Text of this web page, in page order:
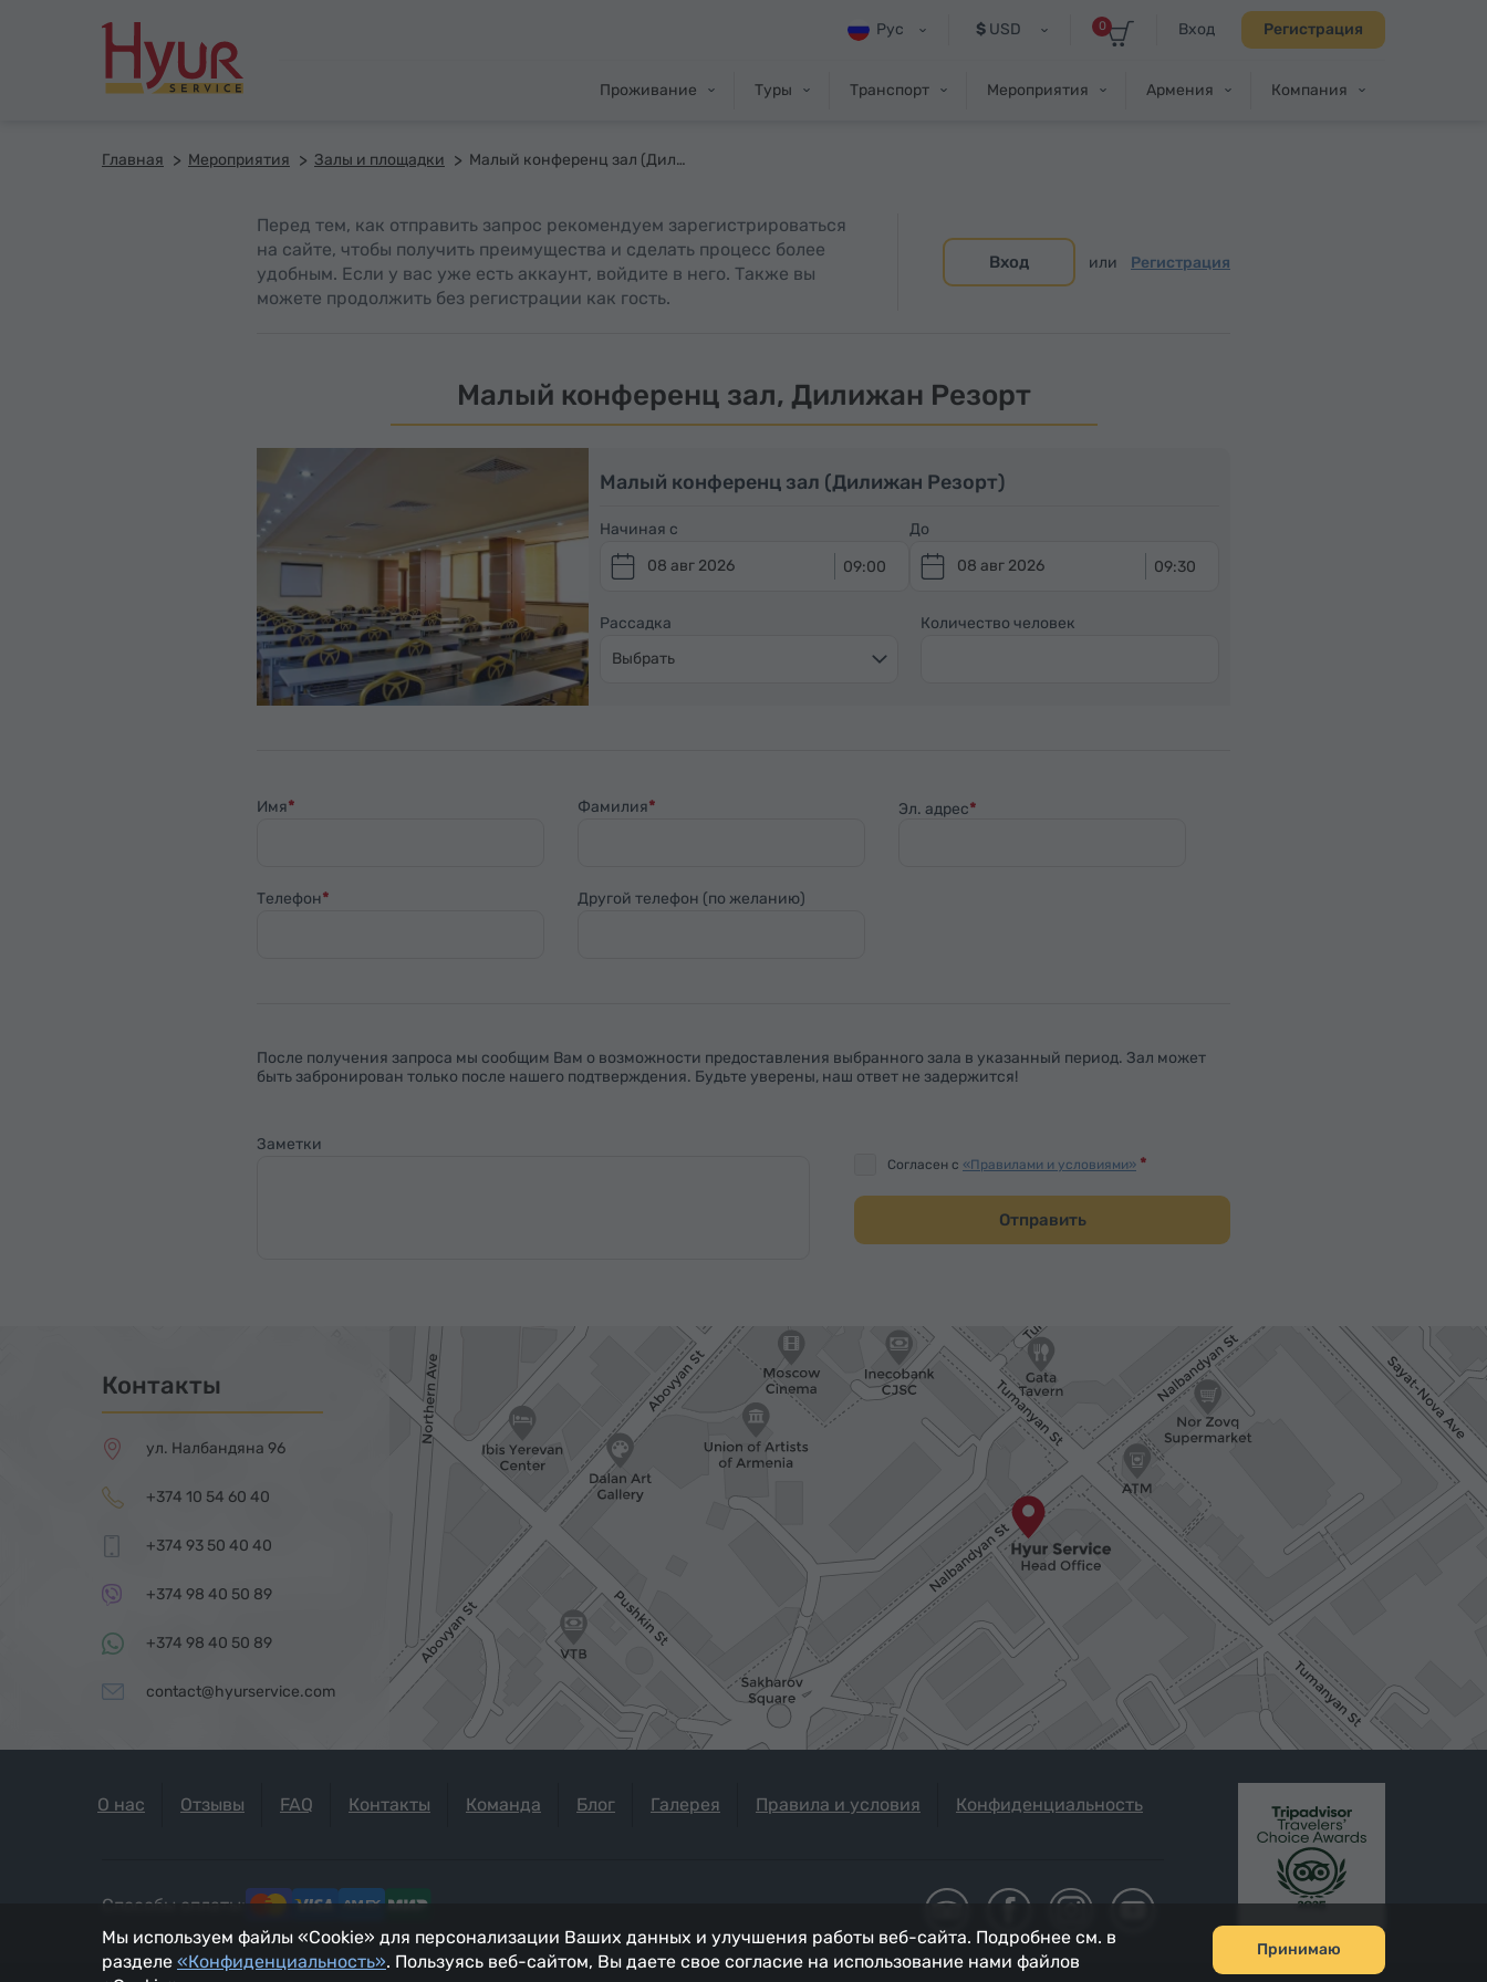
Вход Регистрация
0
$USD
Рус
Проживание Туры Транспорт Мероприятия Армения Компания
Главная Мероприятия Залы и площадки Малый конференц зал (Дилижан Резорт)
Перед тем, как отправить запрос рекомендуем зарегистрироваться
на сайте, чтобы получить преимущества и сделать процесс более
удобным. Если у вас уже есть аккаунт, войдите в него. Также вы
можете продолжить без регистрации как гость.
Вход или Регистрация
Малый конференц зал, Дилижан Резорт
Малый конференц зал (Дилижан Резорт)
Начиная с
08 авг 2026
09:00
До
08 авг 2026
09:30
Рассадка
Выбрать
Количество человек
Имя Фамилия Эл. адрес
Телефон Другой телефон (по желанию)
После получения запроса мы сообщим Вам о возможности предоставления выбранного зала в указанный период. Зал может
быть забронирован только после нашего подтверждения. Будьте уверены, наш ответ не задержится!
Заметки
Согласен с «Правилами и условиями»
Отправить
Контакты
ул. Налбандяна 96
+374 10 54 60 40
+374 93 50 40 40
+374 98 40 50 89
+374 98 40 50 89
contact@hyurservice.com
О нас Отзывы FAQ Контакты Команда Блог Галерея Правила и условия Конфиденциальность
Способы оплаты:
Мы используем файлы «Cookie» для персонализации Ваших данных и улучшения работы веб-сайта. Подробнее см. в
разделе «Конфиденциальность». Пользуясь веб-сайтом, Вы даете свое согласие на использование нами файлов
Принимаю